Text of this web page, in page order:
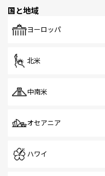
で、ホーカーズは地
国と地域
ヨーロッパ
北米
中南米
オセアニア
ハワイ